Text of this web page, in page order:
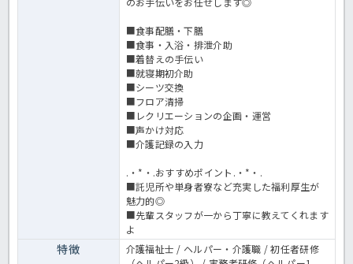
■食事配膳・下膳
■食事・入浴・排泄介助
■着替えの手伝い
■就寝期初介助
■シーツ交換
■フロア清掃
■レクリエーションの企画・運営
■声かけ対応
■介護記録の入力
.・*・.おすすめポイント.・*・.
■託児所や単身者寮など充実した福利厚生が
魅力的◎
■先輩スタッフが一から丁寧に教えてくれます
よ
特徴
介護福祉士 / ヘルパー・介護職 / 初任者研修